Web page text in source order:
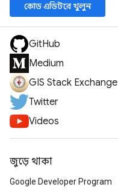
কোড এডিটরে খুলুন
GitHub
Medium
GIS Stack Exchange
Twitter
Videos
জুড়ে থাকা
Google Developer Program